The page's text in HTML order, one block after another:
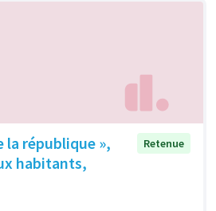
la république »,
habitants,
Retenue